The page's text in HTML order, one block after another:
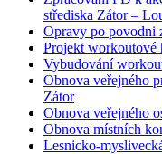
střediska Zátor –
Opravy po povodni
Projekt workoutové
Vybudování
Obnova veřejného
Zátor
Obnova veřejného
Obnova místních
Lesnicko-